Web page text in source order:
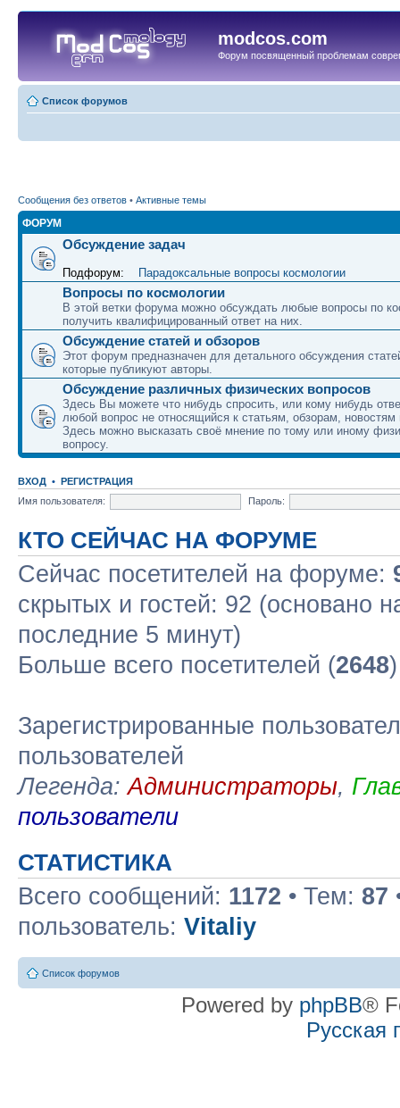
modcos.com
Форум посвященный проблемам
Список форумов
Сообщения без ответов • Активные темы
ФОРУМ
Обсуждение задач
Подфорум: Парадоксальные вопросы космологии
Вопросы по космологии
В этой ветки форума можно обсуждать любые вопросы по
получить квалифицированный ответ на них.
Обсуждение статей и обзоров
Этот форум предназначен для детального обсуждения
которые публикуют авторы.
Обсуждение различных физических вопросов
Здесь Вы можете что нибудь спросить, или кому нибудь
любой вопрос не относящийся к статьям, обзорам, новостям
Здесь можно высказать своё мнение по тому или иному
вопросу.
ВХОД • РЕГИСТРАЦИЯ
Имя пользователя:
Пароль:
КТО СЕЙЧАС НА ФОРУМЕ
Сейчас посетителей на форуме:
скрытых и гостей: 92 (основано
последние 5 минут)
Больше всего посетителей (2648
Зарегистрированные
пользователей
Легенда:Администраторы,
пользователи
СТАТИСТИКА
Всего сообщений: 1172 • Тем: 87
пользователь: Vitaliy
Список форумов
Powered by phpBB®
Русская